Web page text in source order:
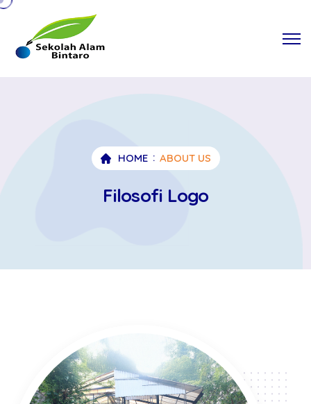
HOME ABOUT US
Filosofi Logo